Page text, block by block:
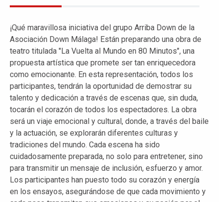
¡Qué maravillosa iniciativa del grupo Arriba Down de la
Asociación Down Málaga! Están preparando una obra de
teatro titulada "La Vuelta al Mundo en 80 Minutos", una
propuesta artística que promete ser tan enriquecedora
como emocionante. En esta representación, todos los
participantes, tendrán la oportunidad de demostrar su
talento y dedicación a través de escenas que, sin duda,
tocarán el corazón de todos los espectadores. La obra
será un viaje emocional y cultural, donde, a través del baile
y la actuación, se explorarán diferentes culturas y
tradiciones del mundo. Cada escena ha sido
cuidadosamente preparada, no solo para entretener, sino
para transmitir un mensaje de inclusión, esfuerzo y amor.
Los participantes han puesto todo su corazón y energía
en los ensayos, asegurándose de que cada movimiento y